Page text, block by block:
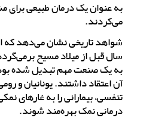
به عنوان یک درمان طبیعی برای
می‌کردند.
شواهد تاریخی نشان می‌دهد که
سال قبل از میلاد مسیح
به یک صنعت مهم تبدیل شده
آن اعتقاد داشتند. یونانیان و
تنفسی، بیمارانی را به غارهای
درمانی نمک بهره‌مند شوند.